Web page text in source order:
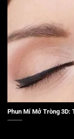
Phun Mí Mở Tròng 3D: